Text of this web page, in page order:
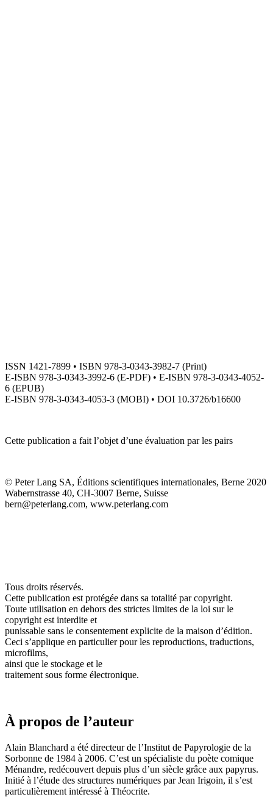
ISSN 1421-7899 • ISBN 978-3-0343-3982-7 (Print)
E-ISBN 978-3-0343-3992-6 (E-PDF) • E-ISBN 978-3-0343-4052-
6 (EPUB)
E-ISBN 978-3-0343-4053-3 (MOBI) • DOI 10.3726/b16600
Cette publication a fait l’objet d’une évaluation par les pairs
© Peter Lang SA, Éditions scientifiques internationales, Berne 2020
Wabernstrasse 40, CH-3007 Berne, Suisse
bern@peterlang.com, www.peterlang.com
Tous droits réservés.
Cette publication est protégée dans sa totalité par copyright.
Toute utilisation en dehors des strictes limites de la loi sur le
copyright est interdite et
punissable sans le consentement explicite de la maison d’édition.
Ceci s’applique en particulier pour les reproductions, traductions,
microfilms,
ainsi que le stockage et le
traitement sous forme électronique.
À propos de l’auteur
Alain Blanchard a été directeur de l’Institut de Papyrologie de la
Sorbonne de 1984 à 2006. C’est un spécialiste du poète comique
Ménandre, redécouvert depuis plus d’un siècle grâce aux papyrus.
Initié à l’étude des structures numériques par Jean Irigoin, il s’est
particulièrement intéressé à Théocrite.